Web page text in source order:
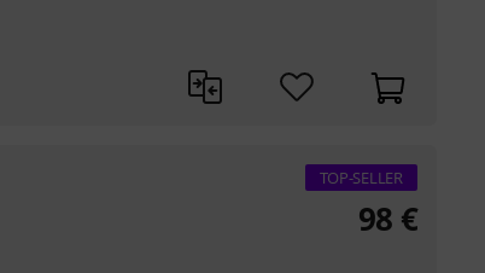
TOP-SELLER
98 €